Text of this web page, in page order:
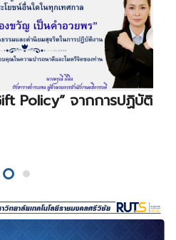
Policy” จากการปฏิบัติ